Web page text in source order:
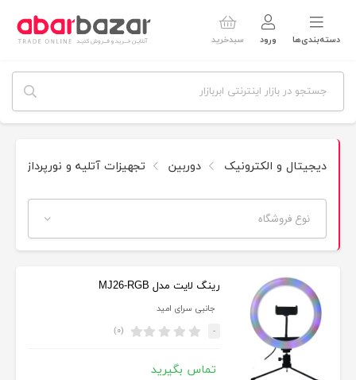
دسته‌بندی‌ها ورود سبدخرید
دیجیتال و الکترونیک دوربین تجهیزات آتلیه و نورپردازی
نوع فروشگاه
رینگ لایت مدل MJ26-RGB
جانبی سرای امید
- (۰)
تماس بگیرید